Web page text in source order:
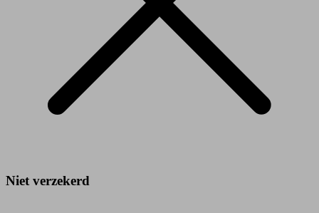
Niet verzekerd